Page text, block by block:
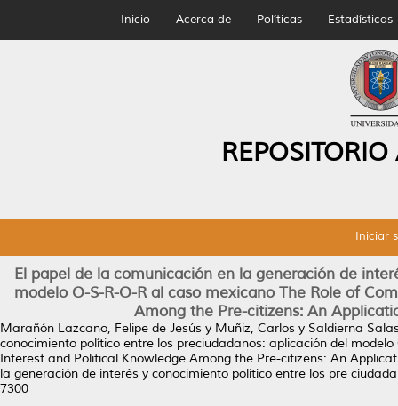
Inicio Acerca de Políticas Estadísticas
Iniciar
El papel de la comunicación en la generación de
modelo O-S-R-O-R al caso mexicano The Role of
Among the Pre-citizens: An
Marañón Lazcano, Felipe de Jesús y Muñiz, Carlos y Saldierna
conocimiento político entre los preciudadanos: aplicación del
Interest and Political Knowledge Among the Pre-citizens: An
la generación de interés y conocimiento político entre los pre
7300